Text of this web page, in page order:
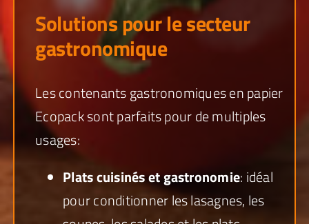
Solutions pour le secteur
gastronomique
Les contenants gastronomiques en papier
Ecopack sont parfaits pour de multiples
usages:
Plats cuisinés et gastronomie: idéal
pour conditionner les lasagnes, les